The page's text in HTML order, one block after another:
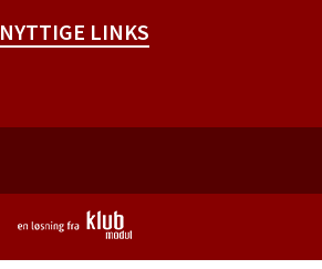
NYTTIGE LINKS